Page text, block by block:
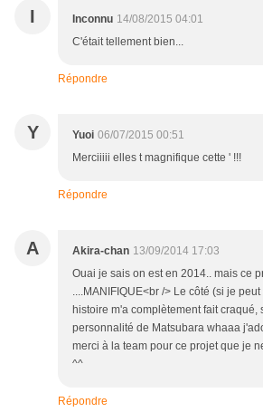
I Inconnu 14/08/2015 04:01
C'était tellement bien...
Répondre
Y Yuoi 06/07/2015 00:51
Merciiiii elles t magnifique cette ' !!!
Répondre
A Akira-chan 13/09/2014 17:03
Ouai je sais on est en 2014.. mais ce
....MANIFIQUE<br /> Le côté (si je
histoire m'a complètement fait craqué,
personnalité de Matsubara whaaa
merci à la team pour ce projet que je
^^
Répondre